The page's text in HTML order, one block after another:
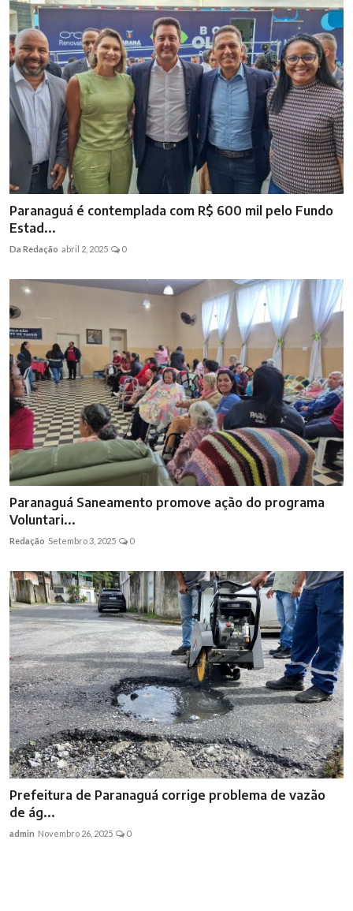
Paranaguá é contemplada com R$ 600 mil pelo Fundo
Estad...
Da Redação abril 2, 2025 0
Paranaguá Saneamento promove ação do programa
Voluntari...
Redação Setembro 3, 2025 0
Prefeitura de Paranaguá corrige problema de vazão
de ág...
admin Novembro 26, 2025 0